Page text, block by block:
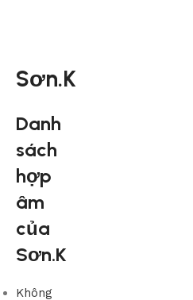
Sơn.K
Danh
sách
hợp
âm
của
Sơn.K
Không